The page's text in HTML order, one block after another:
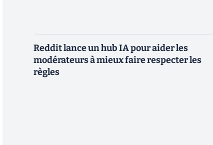
Reddit lance un hub IA pour aider les
modérateurs à mieux faire respecter les
règles